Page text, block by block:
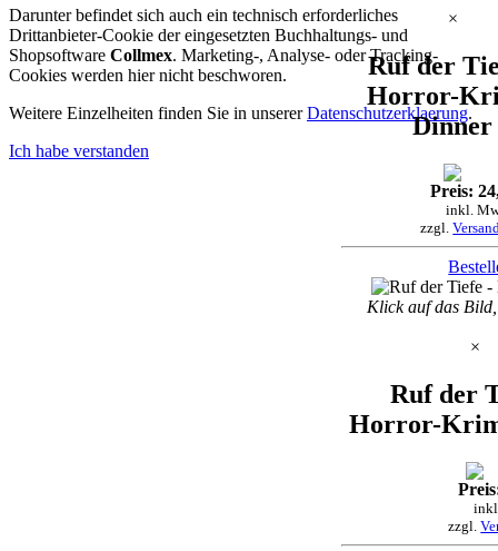
×
Ruf der
Horror-
Dinner
Preis:
inkl.
zzgl.
Klick auf das
×
Ruf der
Horror-
zzgl.
Darunter befindet sich auch ein technisch erforderliches
Drittanbieter-Cookie der eingesetzten Buchhaltungs- und
Shopsoftware Collmex. Marketing-, Analyse- oder Tracking-
Cookies werden hier nicht beschworen.
Weitere Einzelheiten finden Sie in unsererDatenschutzerklaerung.
Ich habe verstanden